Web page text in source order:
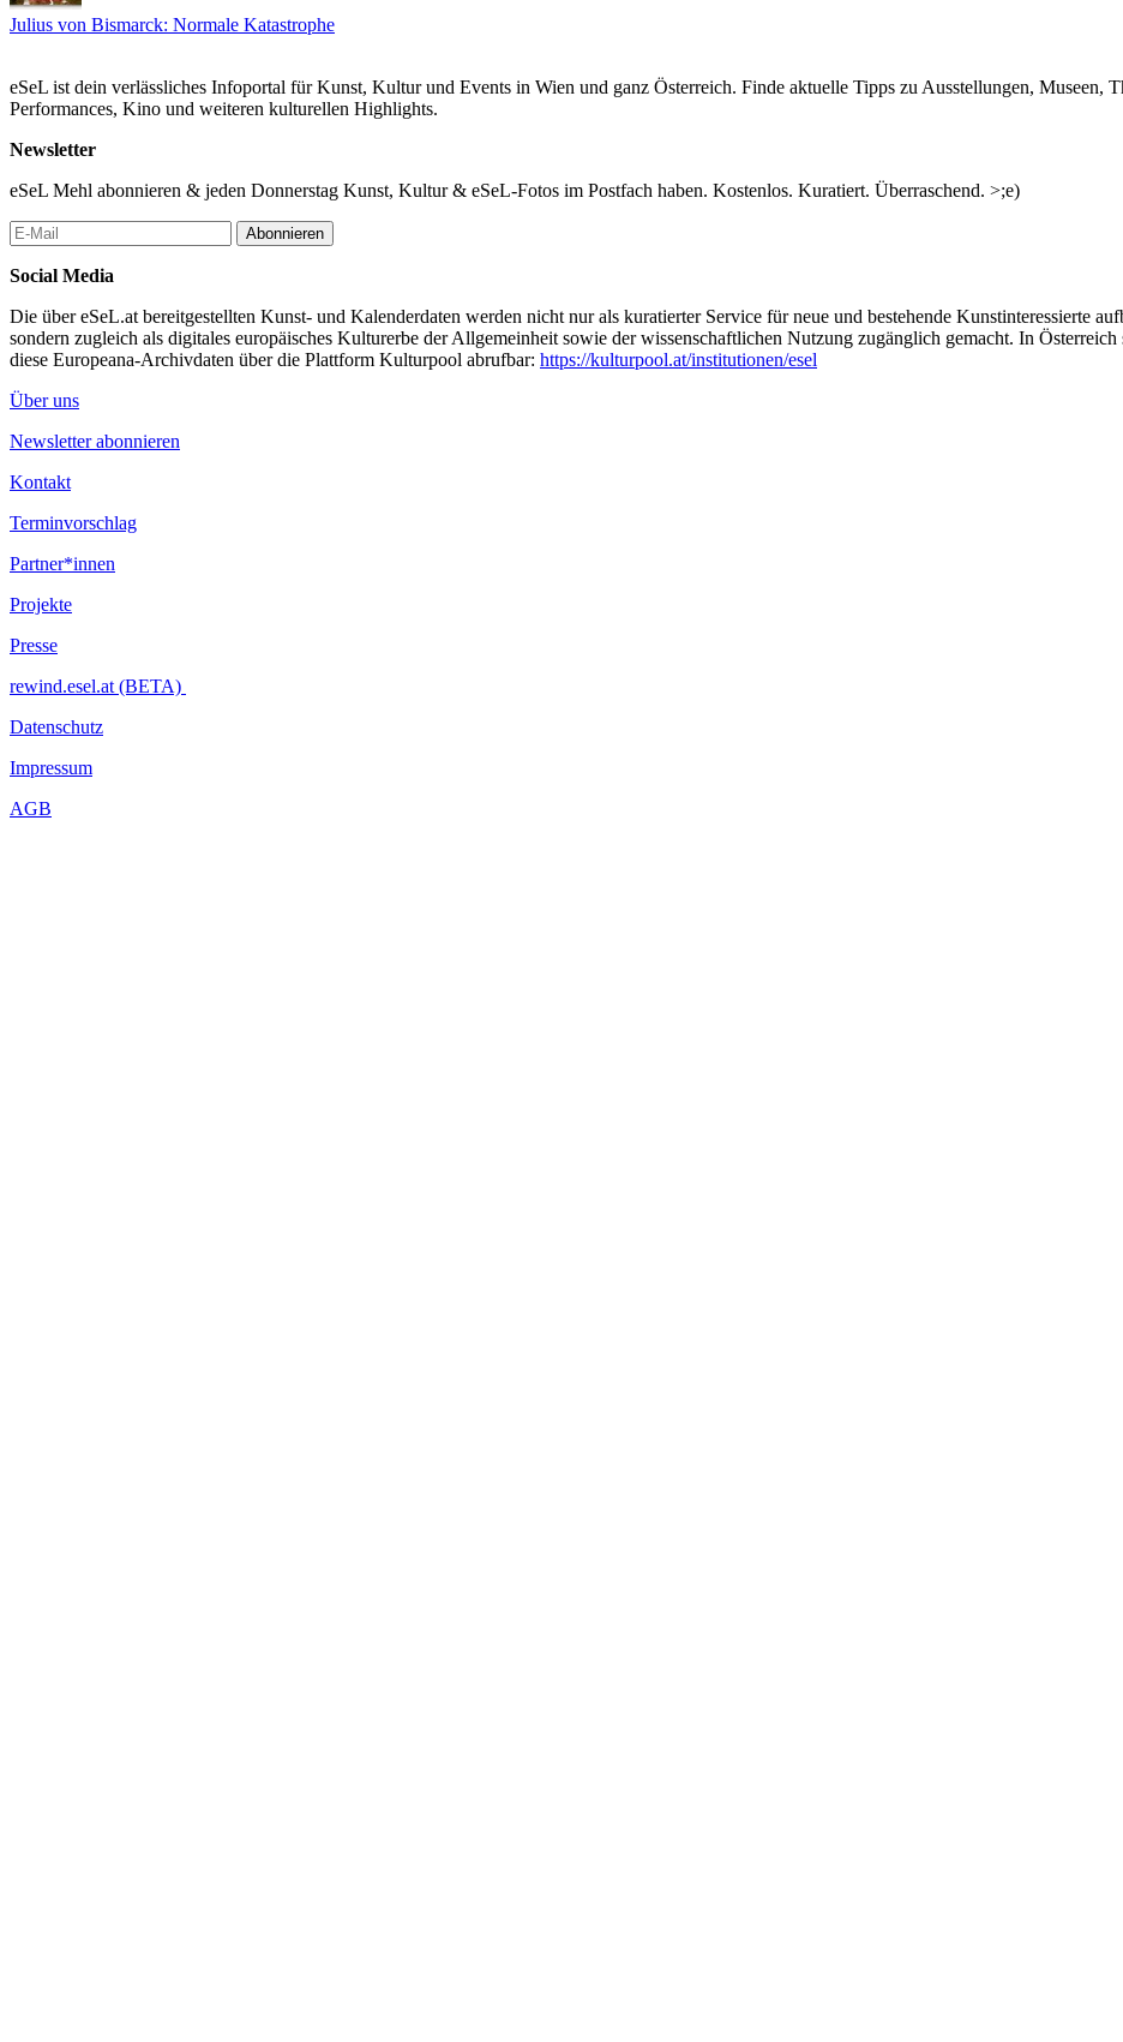
Julius von Bismarck: Normale Katastrophe
eSeL ist dein verlässliches Infoportal für Kunst, Kultur und Events in Wien und ganz Österreich. Finde aktuelle Tipps zu Ausstellungen, Museen,
Performances, Kino und weiteren kulturellen Highlights.
Newsletter
eSeL Mehl abonnieren & jeden Donnerstag Kunst, Kultur & eSeL-Fotos im Postfach haben. Kostenlos. Kuratiert. Überraschend. >;e)
Abonnieren
Social Media
Die über eSeL.at bereitgestellten Kunst- und Kalenderdaten werden nicht nur als kuratierter Service für neue und bestehende Kunstinteressierte
sondern zugleich als digitales europäisches Kulturerbe der Allgemeinheit sowie der wissenschaftlichen Nutzung zugänglich gemacht. In Österreich
diese Europeana-Archivdaten über die Plattform Kulturpool abrufbar: https://kulturpool.at/institutionen/esel
Über uns
Newsletter abonnieren
Kontakt
Terminvorschlag
Partner*innen
Projekte
Presse
rewind.esel.at (BETA)
Datenschutz
Impressum
AGB